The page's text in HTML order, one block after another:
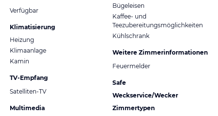
Verfügbar
Klimatisierung
Heizung
Klimaanlage
Kamin
TV-Empfang
Satelliten-TV
Multimedia
Bügeleisen
Kaffee- und
Teezubereitungsmöglichkeiten
Kühlschrank
Weitere Zimmerinformationen
Feuermelder
Safe
Weckservice/Wecker
Zimmertypen